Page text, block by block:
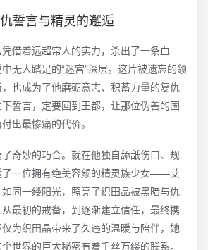
誓言与精灵的邂逅
借着远超常人的实力，杀出了一条血
无人踏足的“迷宫”深层。这片被遗忘的领
也成为了他磨砺意志、积蓄力量的复仇
誓言，定要回到王都，让那位伪善的国
出最惨痛的代价。
奇妙的巧合。就在他独自舔舐伤口、规
了一位拥有绝美容颜的精灵族少女——艾
同一缕阳光，照亮了织田晶被黑暗与仇
最初的戒备，到逐渐建立信任，最终携
为织田晶带来了久违的温暖与陪伴，她
世界的巨大秘密有着千丝万缕的联系。